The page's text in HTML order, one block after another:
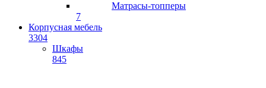
Матрасы-топперы
7
Корпусная мебель
3304
Шкафы
845